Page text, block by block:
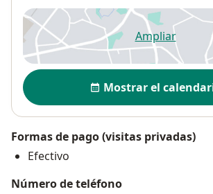
Ampliar
se abre
Disponibilidad
Mostrar el
Formas de pago (visitas privadas)
Efectivo
Número de teléfono